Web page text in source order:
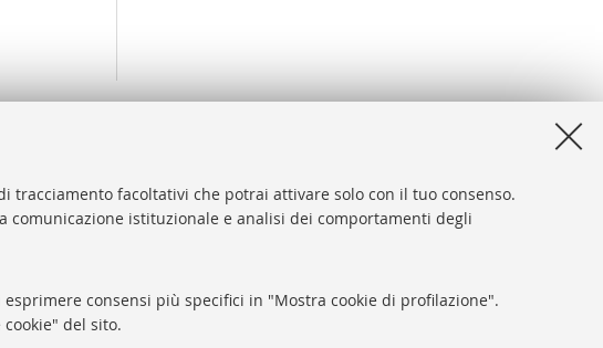
facoltativi che potrai attivare solo con il tuo consenso.
istituzionale e analisi dei comportamenti degli
consensi più specifici in "Mostra cookie di profilazione".
del sito.
Cookie